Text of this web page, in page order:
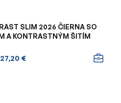
SLIM 2026 ČIERNA SO
A KONTRASTNÝM ŠITÍM
€